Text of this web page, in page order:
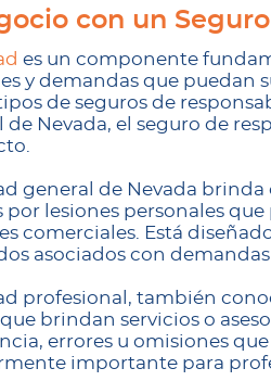
con un
es un componente
y demandas que puedan
de seguros de
Nevada, el seguro de
general de Nevada
lesiones personales
comerciales. Está
asociados con
profesional, también
brindan servicios o
errores u omisiones
importante para